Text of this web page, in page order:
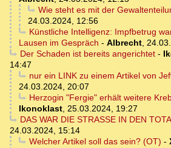
Wie steht es mit der
24.03.2024, 12:56
Künstliche Intelligenz: Impfbetrug
Lausen im Gespräch - Albrecht,
Der Schaden ist bereits angerichtet-
14:47
nur ein LINK zu einem Artikel von
24.03.2024, 20:07
Herzogin "Fergie" erhält weitere
Ikonoklast, 25.03.2024, 19:27
DAS WAR DIE STRASSE IN DEN
24.03.2024, 15:14
Welcher Artikel soll das sein? (OT) -